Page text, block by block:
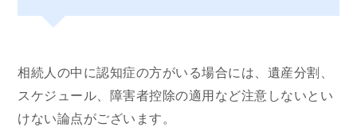
相続人の中に認知症の方がいる場合には、遺産分割、
スケジュール、障害者控除の適用など注意しないとい
けない論点がございます。